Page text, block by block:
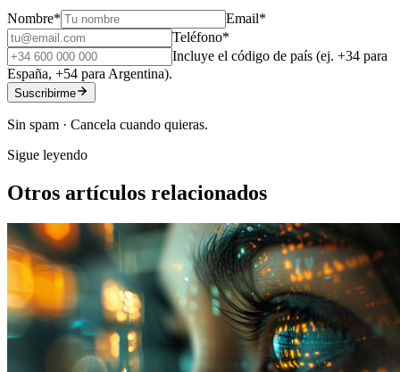
Nombre* Email*
Teléfono*
Incluye el código de país (ej. +34 para
España, +54 para Argentina).
Suscribirme
Sin spam · Cancela cuando quieras.
Sigue leyendo
Otros artículos relacionados